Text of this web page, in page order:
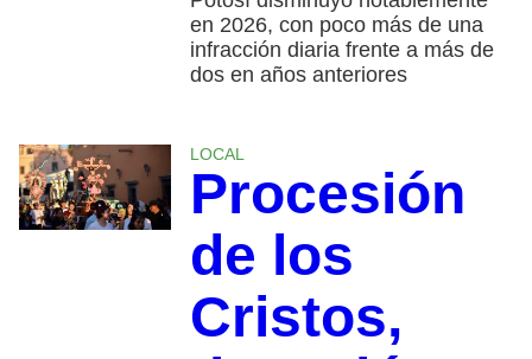
en 2026, con poco más de una
infracción diaria frente a más de
dos en años anteriores
LOCAL
Procesión
de los
Cristos,